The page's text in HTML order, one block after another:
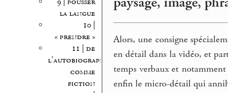
la langue
10 |
« prendre »
11 | de
l’autobiographie
comme
fiction
Alors, une consigne
en détail dans la vidéo, et
temps verbaux et notamment
enfin le micro-détail qui